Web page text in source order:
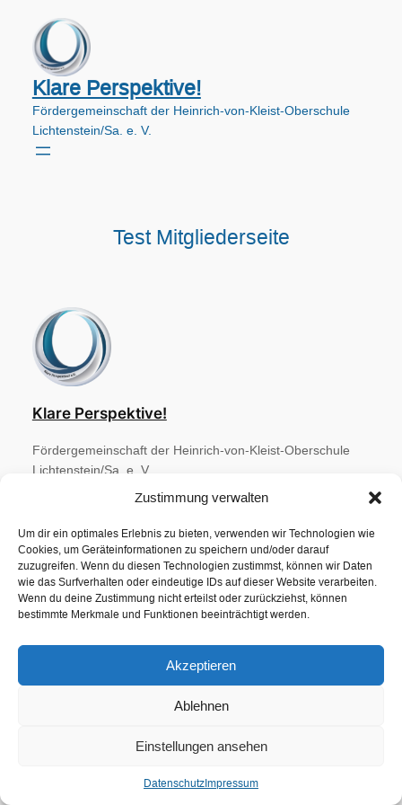
Zustimmung verwalten
Um dir ein optimales Erlebnis zu bieten, verwenden wir Technologien wie
Cookies, um Geräteinformationen zu speichern und/oder darauf
zuzugreifen. Wenn du diesen Technologien zustimmst, können wir Daten
wie das Surfverhalten oder eindeutige IDs auf dieser Website verarbeiten.
Wenn du deine Zustimmung nicht erteilst oder zurückziehst, können
bestimmte Merkmale und Funktionen beeinträchtigt werden.
Akzeptieren
Ablehnen
Einstellungen ansehen
Datenschutz Impressum
Inhalt
springen
Klare Perspektive!
Fördergemeinschaft der Heinrich-von-Kleist-Oberschule
Lichtenstein/Sa. e. V.
Test Mitgliederseite
Klare Perspektive!
Fördergemeinschaft der Heinrich-von-Kleist-Oberschule
Lichtenstein/Sa. e. V.
Unsere Ziele
Mitglied werden
Datenschutz
Impressum
Kontakt